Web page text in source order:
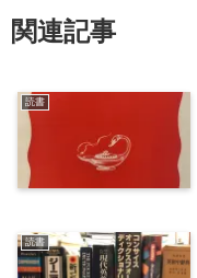
関連記事
読書
読書